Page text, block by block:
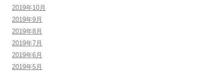
2019年10月
2019年9月
2019年8月
2019年7月
2019年6月
2019年5月